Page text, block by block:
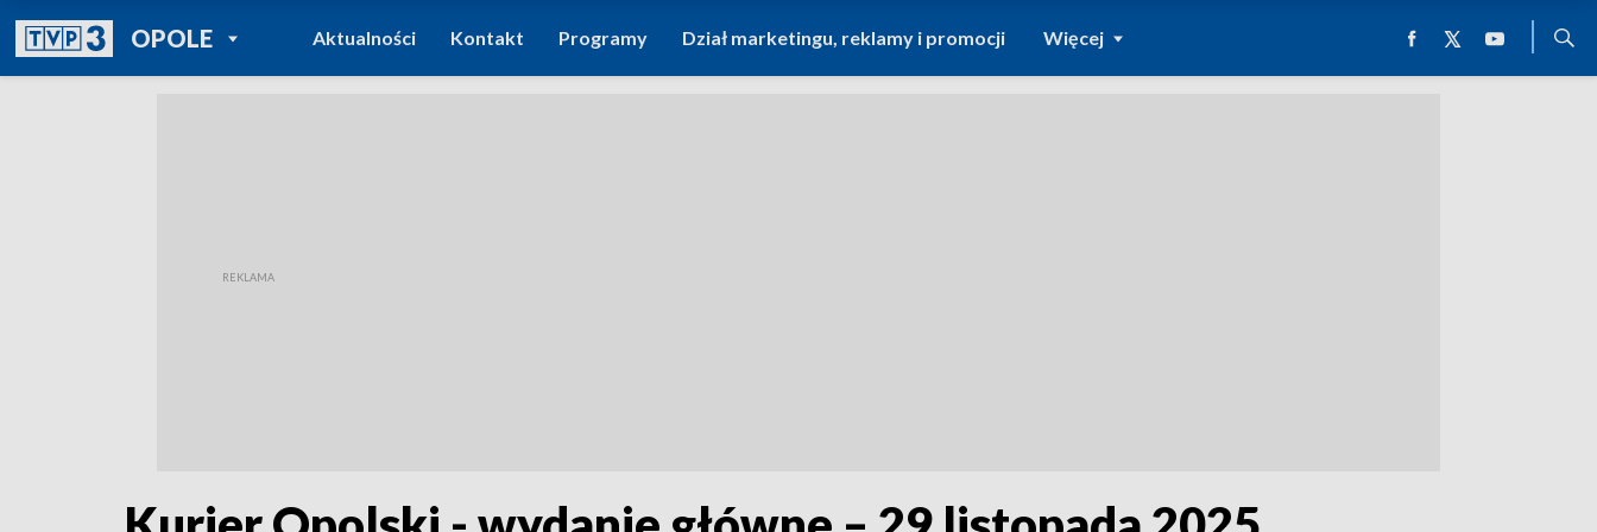
OPOLEPOWRÓT DO
TVP REGIONY
Aktualności Kontakt Programy Dział marketingu, reklamy i promocji Więcej